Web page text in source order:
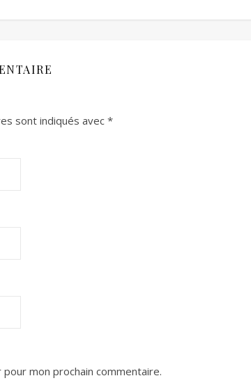
sont indiqués avec*
mon prochain commentaire.